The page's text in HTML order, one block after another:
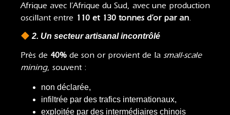
Afrique avec l’Afrique du Sud, avec une production
oscillant entre 110 et 130 tonnes d’or par an.
2. Un secteur artisanal incontrôlé
Près de 40% de son or provient de la small-scale
mining, souvent :
non déclarée,
infiltrée par des trafics internationaux,
exploitée par des intermédiaires chinois